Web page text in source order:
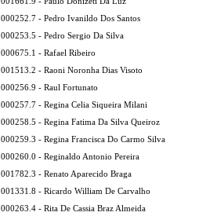
000252.7 - Pedro Ivanildo Dos Santos
000253.5 - Pedro Sergio Da Silva
000675.1 - Rafael Ribeiro
001513.2 - Raoni Noronha Dias Visoto
000256.9 - Raul Fortunato
000257.7 - Regina Celia Siqueira Milani
000258.5 - Regina Fatima Da Silva Queiroz
000259.3 - Regina Francisca Do Carmo Silva
000260.0 - Reginaldo Antonio Pereira
001782.3 - Renato Aparecido Braga
001331.8 - Ricardo William De Carvalho
000263.4 - Rita De Cassia Braz Almeida